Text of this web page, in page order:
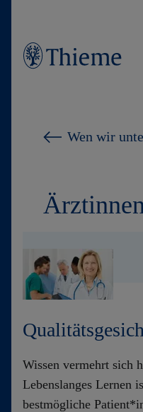
Was wir tun
Shop
Karriere
Kontakt
Wen wir
Wissen vermehrt sich
Lebenslanges Lernen
bestmögliche